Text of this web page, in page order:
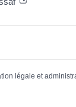
légale et